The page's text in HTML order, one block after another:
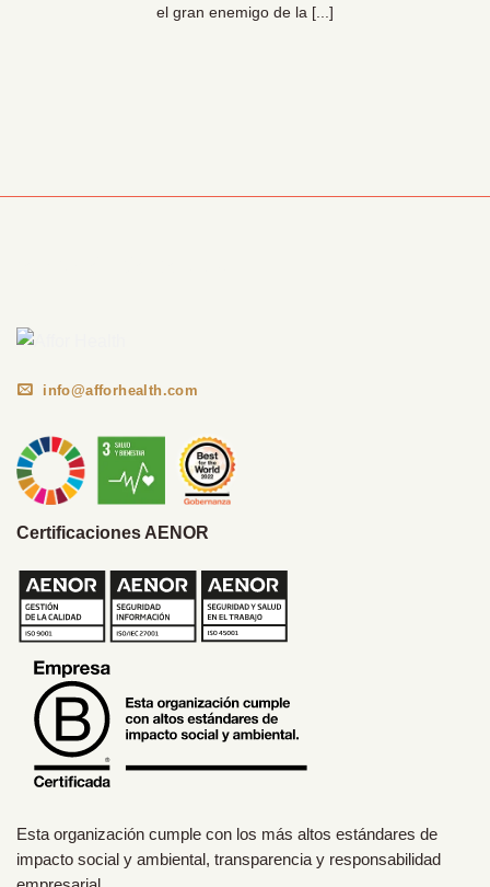
el gran enemigo de la [...]
info@afforhealth.com
Certificaciones AENOR
Esta organización cumple con los más altos estándares de
impacto social y ambiental, transparencia y responsabilidad